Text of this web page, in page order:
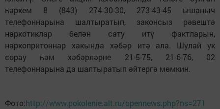
һәркем 8 (843) 274-30-30, 273-43-45 ышаныч
телефоннарына шалтыратып, законсыз рәвештә
наркотиклар белән сату итү фактларын,
наркопритоннар хакында хәбәр итә ала. Шулай ук
сорау һәм хәбәрләрне 21-5-75, 21-6-76, 02
телефоннарына да шалтыратып әйтергә мөмкин.
Фото:http://www.pokolenie.alt.ru/opennews.php?ns=271